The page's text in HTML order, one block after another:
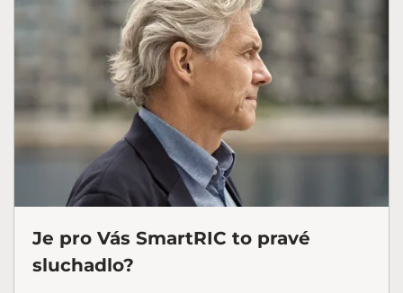
Je pro Vás SmartRIC to pravé
sluchadlo?